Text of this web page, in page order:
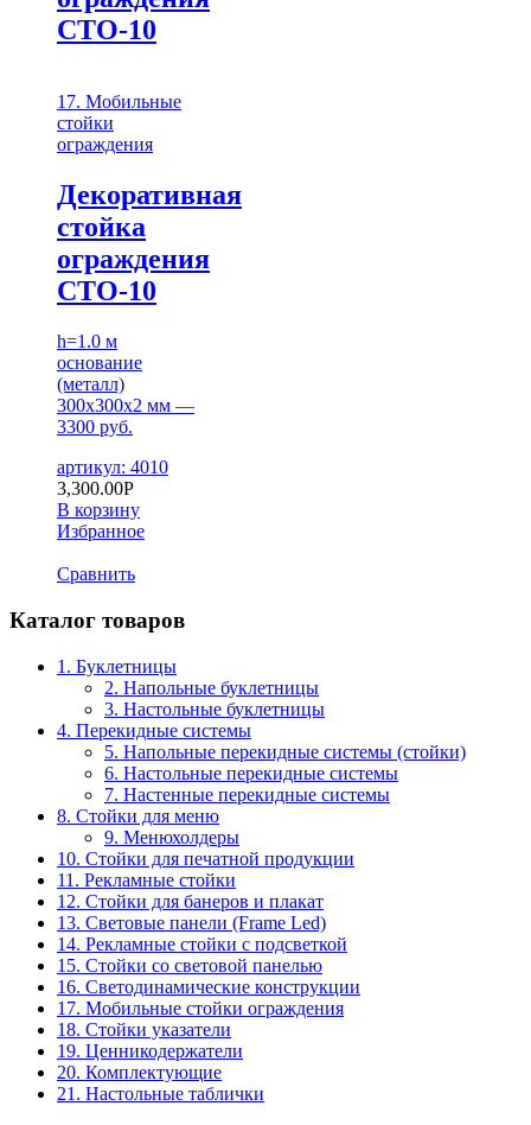
СТО-10
17. Мобильные
стойки
ограждения
Декоративная
стойка
ограждения
СТО-10
h=1.0 м
основание
(металл)
300х300х2 мм —
3300 руб.
артикул: 4010
3,300.00Р
В корзину
Избранное
Сравнить
Каталог товаров
1. Буклетницы
2. Напольные буклетницы
3. Настольные буклетницы
4. Перекидные системы
5. Напольные перекидные системы (стойки)
6. Настольные перекидные системы
7. Настенные перекидные системы
8. Стойки для меню
9. Менюхолдеры
10. Стойки для печатной продукции
11. Рекламные стойки
12. Стойки для банеров и плакат
13. Световые панели (Frame Led)
14. Рекламные стойки с подсветкой
15. Стойки со световой панелью
16. Светодинамические конструкции
17. Мобильные стойки ограждения
18. Стойки указатели
19. Ценникодержатели
20. Комплектующие
21. Настольные таблички